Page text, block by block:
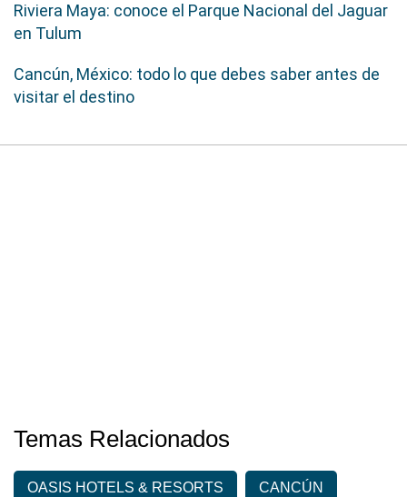
Riviera Maya: conoce el Parque Nacional del Jaguar
en Tulum
Cancún, México: todo lo que debes saber antes de
visitar el destino
Temas Relacionados
OASIS HOTELS & RESORTS CANCÚN